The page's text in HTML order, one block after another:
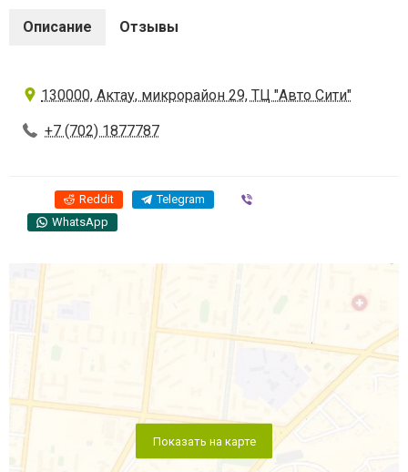
Описание Отзывы
130000, Актау, микрорайон 29, ТЦ "Авто Сити"
+7 (702) 1877787
Reddit Telegram
WhatsApp
Показать на карте